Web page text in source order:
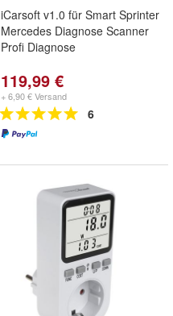
iCarsoft v1.0 für Smart Sprinter
Mercedes Diagnose Scanner
Profi Diagnose
119,99 €
+ 6,90 € Versand
6